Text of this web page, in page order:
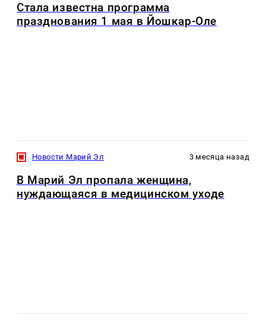
Стала известна программа
празднования 1 мая в Йошкар-Оле
Новости Марий Эл 3 месяца назад
В Марий Эл пропала женщина,
нуждающаяся в медицинском уходе